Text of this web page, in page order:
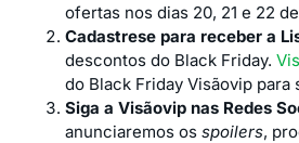
ofertas nos dias 20, 21 e 22
Cadastrese para receber a
descontos do Black Friday.
do Black Friday Visãovip para
Siga a Visãovip nas Redes
anunciaremos os spoilers,